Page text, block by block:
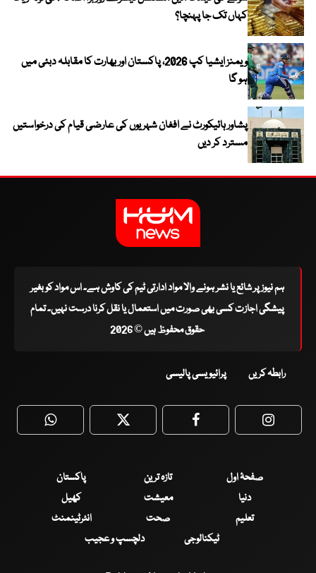
کہاں تک جا پہنچا؟
ویمنز ایشیا کپ 2026، پاکستان اور بھارت کا مقابلہ دبئی میں
ہو گا
پشاور ہائیکورٹ نے افغان شہریوں کی عارضی قیام کی درخواستیں
مسترد کر دیں
ہم نیوز پر شائع یا نشر ہونے والا مواد ادارتی ٹیم کی کاوش ہے۔ اس مواد کو بغیر
پیشگی اجازت کسی بھی صورت میں استعمال یا نقل کرنا درست نہیں۔ تمام
حقوق محفوظ ہیں © 2026
رابطہ کریں پرائیویسی پالیسی
WhatsApp Twitter Facebook
صفحۂ اول تازہ ترین
پاکستان
دنیا
معیشت
کھیل
تعلیم
صحت
انٹرٹینمنٹ
ٹیکنالوجی
دلچسپ و عجیب